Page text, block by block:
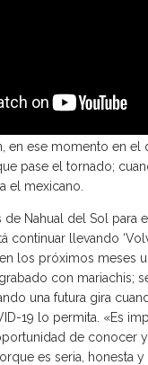
para escuchar
en ese momento en el
pase el tornado;
el mexicano.
de Nahual del Sol para
continuar llevando
los próximos meses
grabado con mariachis;
una futura gira
19 lo permita. «Es
de conocer
es seria, honesta y